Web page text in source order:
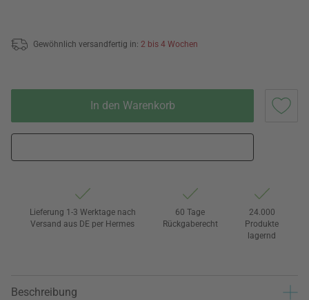
Gewöhnlich versandfertig in: 2 bis 4 Wochen
In den Warenkorb
Lieferung 1-3 Werktage nach
Versand aus DE per Hermes
60 Tage
Rückgaberecht
24.000
Produkte
lagernd
Beschreibung